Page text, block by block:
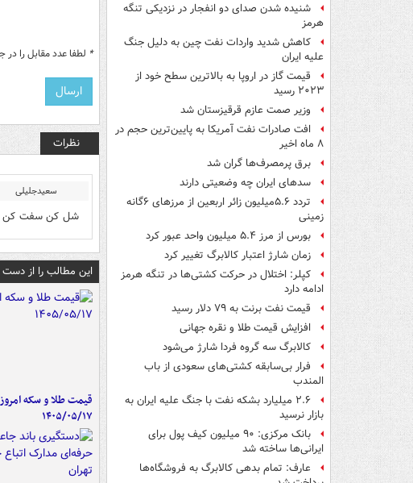
شنیده شدن صدای دو انفجار در نزدیکی تنگه
هرمز
کاهش شدید واردات نفت چین به دلیل جنگ
علیه ایران
قیمت گاز در اروپا به بالاترین سطح خود از
۲۰۲۳ رسید
وزیر صمت عازم قرقیزستان شد
افت صادرات نفت آمریکا به پایین‌ترین حجم در
۸ ماه اخیر
برق پرمصرف‌ها گران شد
سدهای ایران چه وضعیتی دارند
تردد ۵.۶میلیون زائر اربعین از مرزهای ۶گانه
زمینی
بورس از مرز ۵.۴ میلیون واحد عبور کرد
زمان شارژ اعتبار کالابرگ تغییر کرد
کپلر: اختلال در حرکت کشتی‌ها در تنگه هرمز
ادامه دارد
قیمت نفت برنت به ۷۹ دلار رسید
افزایش قیمت طلا و نقره جهانی
کالابرگ سه گروه فردا شارژ می‌شود
فرار بی‌سابقه کشتی‌های سعودی از باب
المندب
۲.۶ میلیارد بشکه نفت با جنگ علیه ایران به
بازار نرسید
بانک مرکزی: ۹۰ میلیون کیف پول برای
ایرانی‌ها ساخته شد
عارف: تمام بدهی کالابرگ به فروشگاه‌ها
* لطفا عدد مقابل را در
نظرات
سعیدجلیلی
شل کن سفت کن
این مطالب را از
قیمت طلا و سکه امروز
۱۴۰۵/۰۵/۱۷